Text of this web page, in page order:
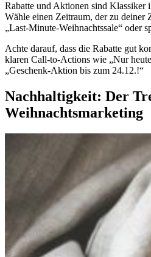
Rabatte und Aktionen sind Klassiker
Wähle einen Zeitraum, der zu deiner
„Last-Minute-Weihnachtssale“ oder
Achte darauf, dass die Rabatte gut
klaren Call-to-Actions wie „Nur
„Geschenk-Aktion bis zum 24.12.!“
Nachhaltigkeit: Der
Weihnachtsmarketing